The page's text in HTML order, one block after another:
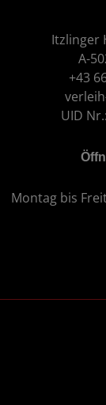
Itzlinger
A-
+43
UID
Montag bis